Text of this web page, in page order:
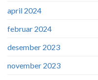
april 2024
februar 2024
desember 2023
november 2023